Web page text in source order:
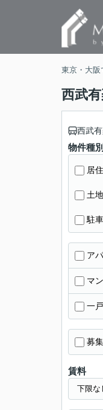
東京・大阪
西武
西武
物件種別
居
土地
駐
ア
マ
一
募
賃料